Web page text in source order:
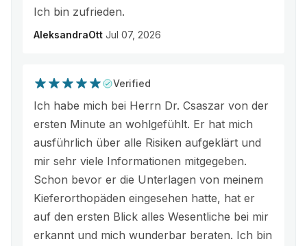
Ich bin zufrieden.
AleksandraOtt Jul 07, 2026
Verified
Ich habe mich bei Herrn Dr. Csaszar von der
ersten Minute an wohlgefühlt. Er hat mich
ausführlich über alle Risiken aufgeklärt und
mir sehr viele Informationen mitgegeben.
Schon bevor er die Unterlagen von meinem
Kieferorthopäden eingesehen hatte, hat er
auf den ersten Blick alles Wesentliche bei mir
erkannt und mich wunderbar beraten. Ich bin